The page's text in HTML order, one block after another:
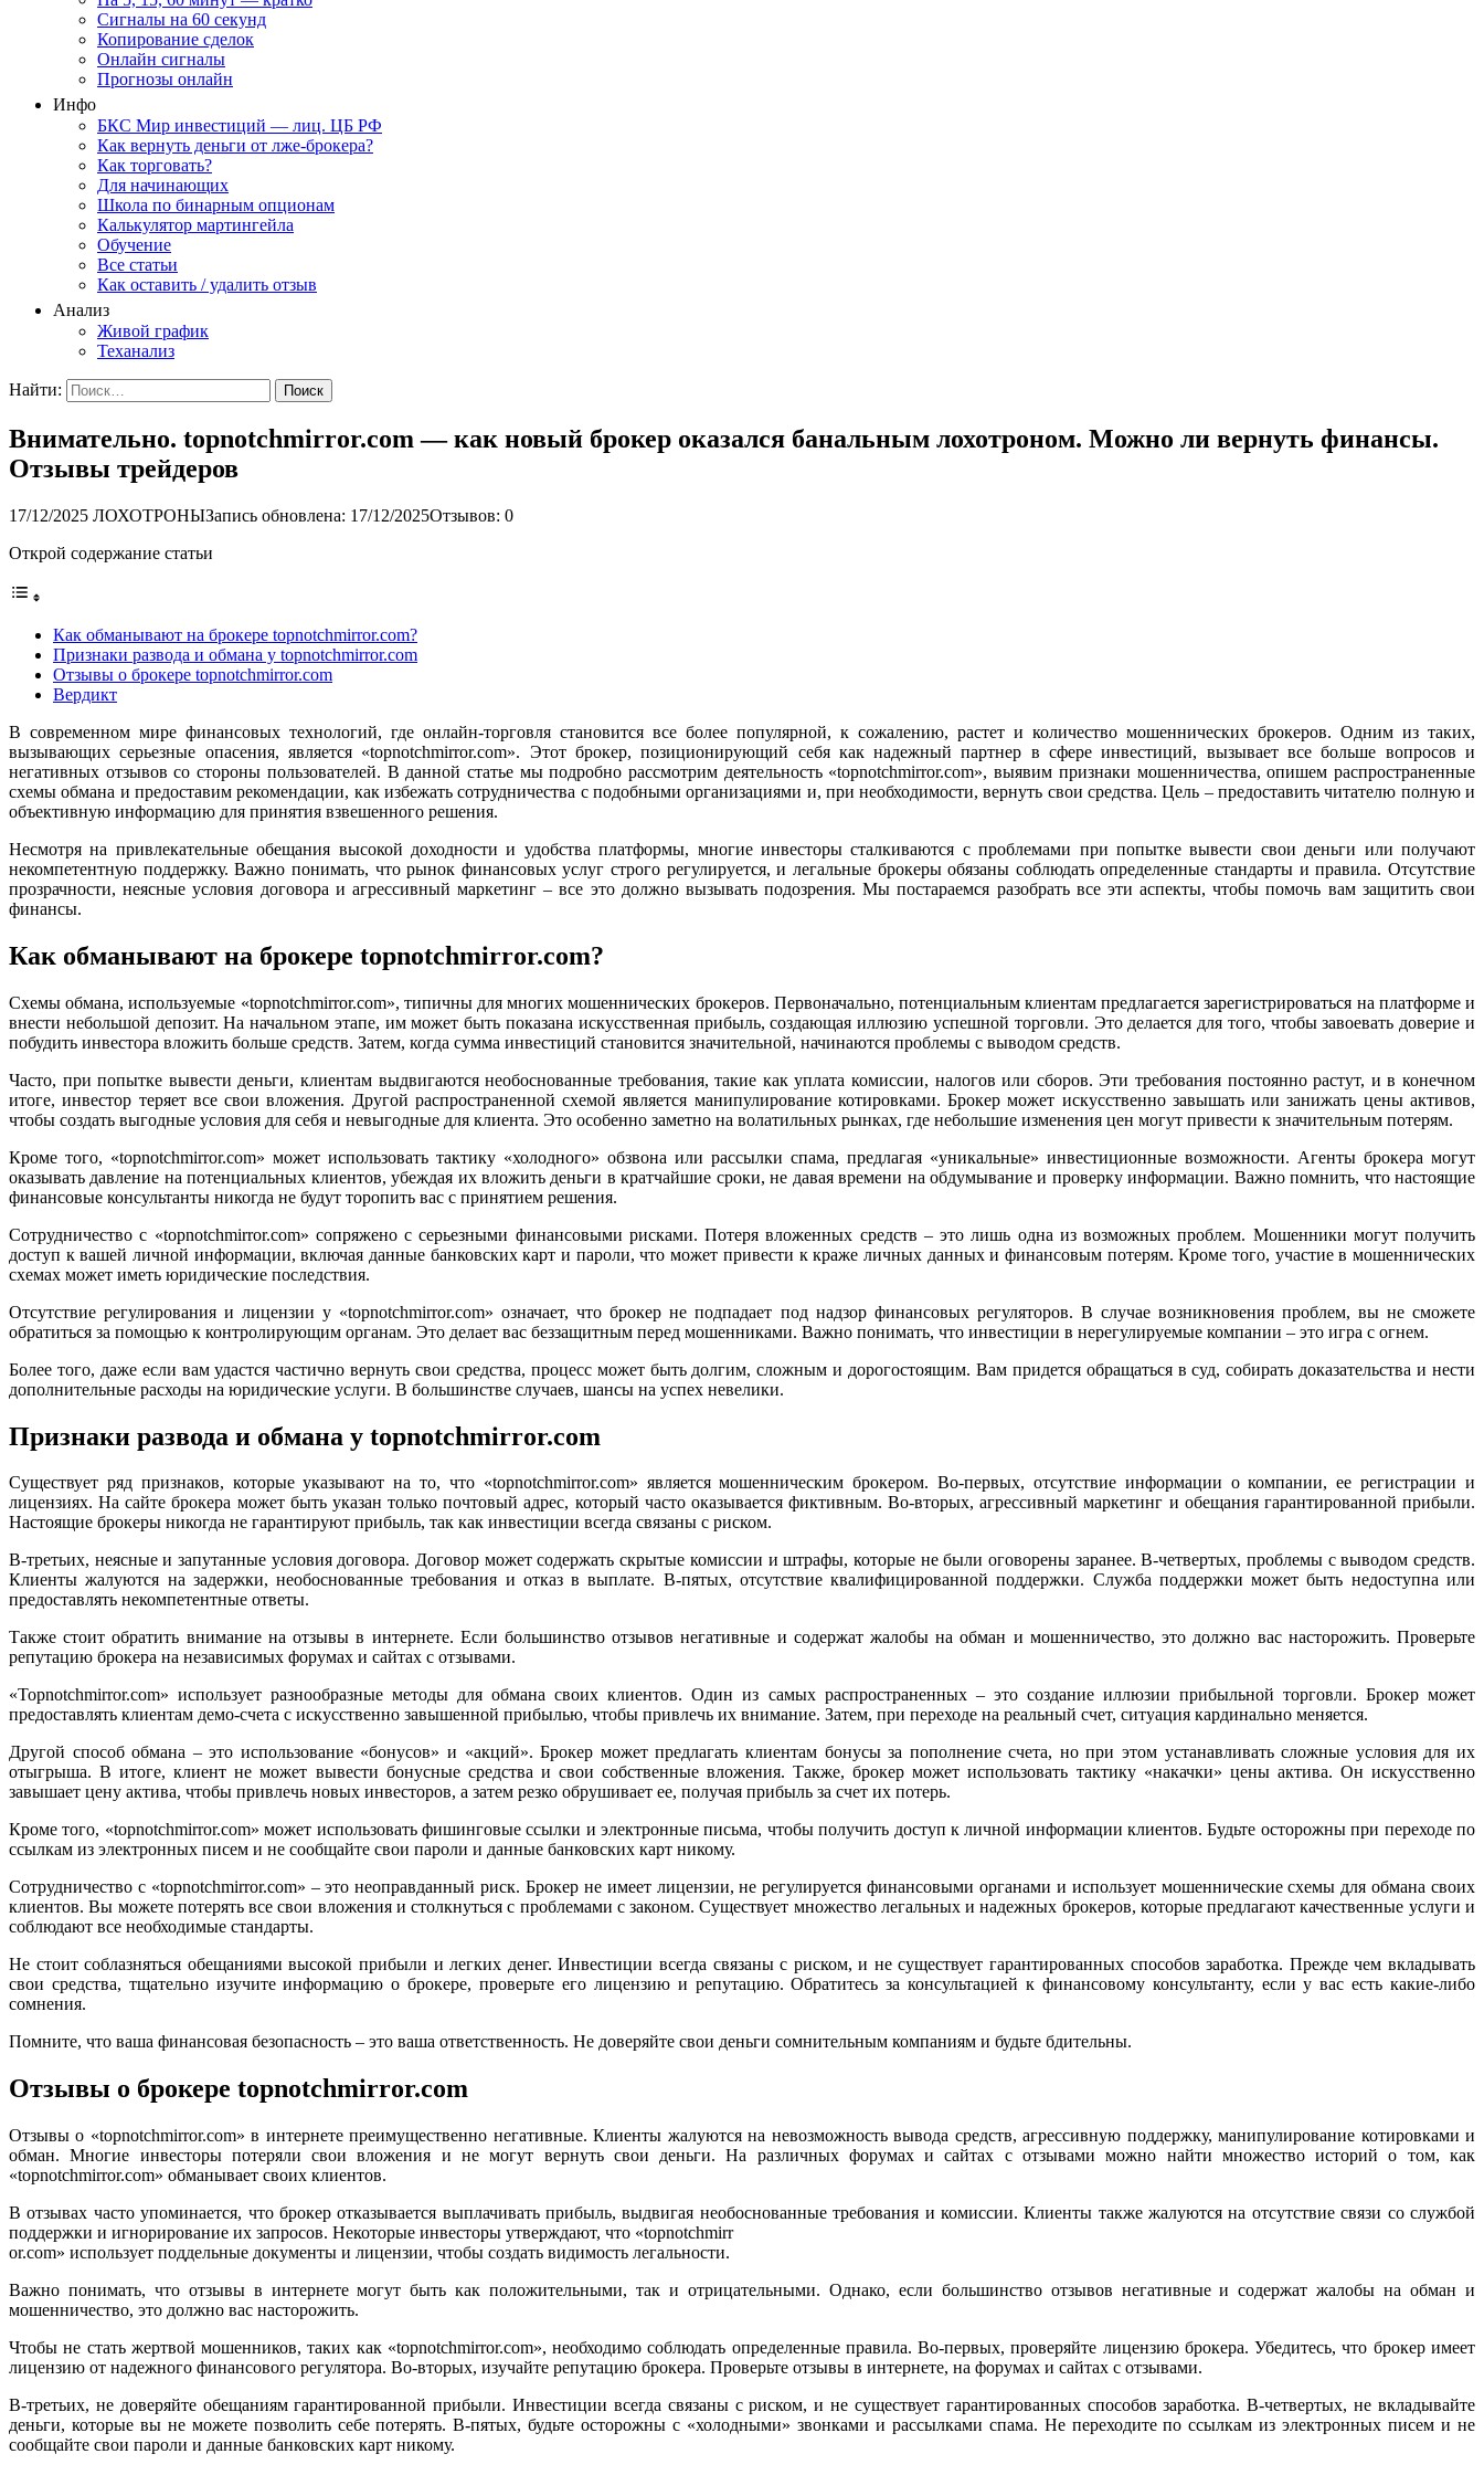
Сигналы на 60 секунд
Копирование сделок
Онлайн сигналы
Прогнозы онлайн
Инфо
БКС Мир инвестиций — лиц. ЦБ РФ
Как вернуть деньги от лже-брокера?
Как торговать?
Для начинающих
Школа по бинарным опционам
Калькулятор мартингейла
Обучение
Все статьи
Как оставить / удалить отзыв
Анализ
Живой график
Теханализ
Найти:
Внимательно. topnotchmirror.com — как новый брокер оказался банальным лохотроном. Можно ли вернуть финансы.
Отзывы трейдеров
17/12/2025 ЛОХОТРОНЫЗапись обновлена: 17/12/2025Отзывов: 0
Открой содержание статьи
Как обманывают на брокере topnotchmirror.com?
Признаки развода и обмана у topnotchmirror.com
Отзывы о брокере topnotchmirror.com
Вердикт
В современном мире финансовых технологий, где онлайн-торговля становится все более популярной, к сожалению, растет и количество мошеннических брокеров. Одним из таких,
вызывающих серьезные опасения, является «topnotchmirror.com». Этот брокер, позиционирующий себя как надежный партнер в сфере инвестиций, вызывает все больше вопросов и
негативных отзывов со стороны пользователей. В данной статье мы подробно рассмотрим деятельность «topnotchmirror.com», выявим признаки мошенничества, опишем распространенные
схемы обмана и предоставим рекомендации, как избежать сотрудничества с подобными организациями и, при необходимости, вернуть свои средства. Цель – предоставить читателю полную и
объективную информацию для принятия взвешенного решения.
Несмотря на привлекательные обещания высокой доходности и удобства платформы, многие инвесторы сталкиваются с проблемами при попытке вывести свои деньги или получают
некомпетентную поддержку. Важно понимать, что рынок финансовых услуг строго регулируется, и легальные брокеры обязаны соблюдать определенные стандарты и правила. Отсутствие
прозрачности, неясные условия договора и агрессивный маркетинг – все это должно вызывать подозрения. Мы постараемся разобрать все эти аспекты, чтобы помочь вам защитить свои
финансы.
Как обманывают на брокере topnotchmirror.com?
Схемы обмана, используемые «topnotchmirror.com», типичны для многих мошеннических брокеров. Первоначально, потенциальным клиентам предлагается зарегистрироваться на платформе и
внести небольшой депозит. На начальном этапе, им может быть показана искусственная прибыль, создающая иллюзию успешной торговли. Это делается для того, чтобы завоевать доверие и
побудить инвестора вложить больше средств. Затем, когда сумма инвестиций становится значительной, начинаются проблемы с выводом средств.
Часто, при попытке вывести деньги, клиентам выдвигаются необоснованные требования, такие как уплата комиссии, налогов или сборов. Эти требования постоянно растут, и в конечном
итоге, инвестор теряет все свои вложения. Другой распространенной схемой является манипулирование котировками. Брокер может искусственно завышать или занижать цены активов,
чтобы создать выгодные условия для себя и невыгодные для клиента. Это особенно заметно на волатильных рынках, где небольшие изменения цен могут привести к значительным потерям.
Кроме того, «topnotchmirror.com» может использовать тактику «холодного» обзвона или рассылки спама, предлагая «уникальные» инвестиционные возможности. Агенты брокера могут
оказывать давление на потенциальных клиентов, убеждая их вложить деньги в кратчайшие сроки, не давая времени на обдумывание и проверку информации. Важно помнить, что настоящие
финансовые консультанты никогда не будут торопить вас с принятием решения.
Сотрудничество с «topnotchmirror.com» сопряжено с серьезными финансовыми рисками. Потеря вложенных средств – это лишь одна из возможных проблем. Мошенники могут получить
доступ к вашей личной информации, включая данные банковских карт и пароли, что может привести к краже личных данных и финансовым потерям. Кроме того, участие в мошеннических
схемах может иметь юридические последствия.
Отсутствие регулирования и лицензии у «topnotchmirror.com» означает, что брокер не подпадает под надзор финансовых регуляторов. В случае возникновения проблем, вы не сможете
обратиться за помощью к контролирующим органам. Это делает вас беззащитным перед мошенниками. Важно понимать, что инвестиции в нерегулируемые компании – это игра с огнем.
Более того, даже если вам удастся частично вернуть свои средства, процесс может быть долгим, сложным и дорогостоящим. Вам придется обращаться в суд, собирать доказательства и нести
дополнительные расходы на юридические услуги. В большинстве случаев, шансы на успех невелики.
Признаки развода и обмана у topnotchmirror.com
Существует ряд признаков, которые указывают на то, что «topnotchmirror.com» является мошенническим брокером. Во-первых, отсутствие информации о компании, ее регистрации и
лицензиях. На сайте брокера может быть указан только почтовый адрес, который часто оказывается фиктивным. Во-вторых, агрессивный маркетинг и обещания гарантированной прибыли.
Настоящие брокеры никогда не гарантируют прибыль, так как инвестиции всегда связаны с риском.
В-третьих, неясные и запутанные условия договора. Договор может содержать скрытые комиссии и штрафы, которые не были оговорены заранее. В-четвертых, проблемы с выводом средств.
Клиенты жалуются на задержки, необоснованные требования и отказ в выплате. В-пятых, отсутствие квалифицированной поддержки. Служба поддержки может быть недоступна или
предоставлять некомпетентные ответы.
Также стоит обратить внимание на отзывы в интернете. Если большинство отзывов негативные и содержат жалобы на обман и мошенничество, это должно вас насторожить. Проверьте
репутацию брокера на независимых форумах и сайтах с отзывами.
«Topnotchmirror.com» использует разнообразные методы для обмана своих клиентов. Один из самых распространенных – это создание иллюзии прибыльной торговли. Брокер может
предоставлять клиентам демо-счета с искусственно завышенной прибылью, чтобы привлечь их внимание. Затем, при переходе на реальный счет, ситуация кардинально меняется.
Другой способ обмана – это использование «бонусов» и «акций». Брокер может предлагать клиентам бонусы за пополнение счета, но при этом устанавливать сложные условия для их
отыгрыша. В итоге, клиент не может вывести бонусные средства и свои собственные вложения. Также, брокер может использовать тактику «накачки» цены актива. Он искусственно
завышает цену актива, чтобы привлечь новых инвесторов, а затем резко обрушивает ее, получая прибыль за счет их потерь.
Кроме того, «topnotchmirror.com» может использовать фишинговые ссылки и электронные письма, чтобы получить доступ к личной информации клиентов. Будьте осторожны при переходе по
ссылкам из электронных писем и не сообщайте свои пароли и данные банковских карт никому.
Сотрудничество с «topnotchmirror.com» – это неоправданный риск. Брокер не имеет лицензии, не регулируется финансовыми органами и использует мошеннические схемы для обмана своих
клиентов. Вы можете потерять все свои вложения и столкнуться с проблемами с законом. Существует множество легальных и надежных брокеров, которые предлагают качественные услуги и
соблюдают все необходимые стандарты.
Не стоит соблазняться обещаниями высокой прибыли и легких денег. Инвестиции всегда связаны с риском, и не существует гарантированных способов заработка. Прежде чем вкладывать
свои средства, тщательно изучите информацию о брокере, проверьте его лицензию и репутацию. Обратитесь за консультацией к финансовому консультанту, если у вас есть какие-либо
сомнения.
Помните, что ваша финансовая безопасность – это ваша ответственность. Не доверяйте свои деньги сомнительным компаниям и будьте бдительны.
Отзывы о брокере topnotchmirror.com
Отзывы о «topnotchmirror.com» в интернете преимущественно негативные. Клиенты жалуются на невозможность вывода средств, агрессивную поддержку, манипулирование котировками и
обман. Многие инвесторы потеряли свои вложения и не могут вернуть свои деньги. На различных форумах и сайтах с отзывами можно найти множество историй о том, как
«topnotchmirror.com» обманывает своих клиентов.
В отзывах часто упоминается, что брокер отказывается выплачивать прибыль, выдвигая необоснованные требования и комиссии. Клиенты также жалуются на отсутствие связи со службой
поддержки и игнорирование их запросов. Некоторые инвесторы утверждают, что «topnotchmirr
or.com» использует поддельные документы и лицензии, чтобы создать видимость легальности.
Важно понимать, что отзывы в интернете могут быть как положительными, так и отрицательными. Однако, если большинство отзывов негативные и содержат жалобы на обман и
мошенничество, это должно вас насторожить.
Чтобы не стать жертвой мошенников, таких как «topnotchmirror.com», необходимо соблюдать определенные правила. Во-первых, проверяйте лицензию брокера. Убедитесь, что брокер имеет
лицензию от надежного финансового регулятора. Во-вторых, изучайте репутацию брокера. Проверьте отзывы в интернете, на форумах и сайтах с отзывами.
В-третьих, не доверяйте обещаниям гарантированной прибыли. Инвестиции всегда связаны с риском, и не существует гарантированных способов заработка. В-четвертых, не вкладывайте
деньги, которые вы не можете позволить себе потерять. В-пятых, будьте осторожны с «холодными» звонками и рассылками спама. Не переходите по ссылкам из электронных писем и не
сообщайте свои пароли и данные банковских карт никому.